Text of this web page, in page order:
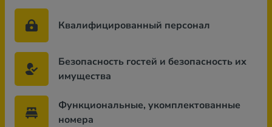
Квалифицированный персонал
Безопасность гостей и безопасность их
имущества
Функциональные, укомплектованные
номера